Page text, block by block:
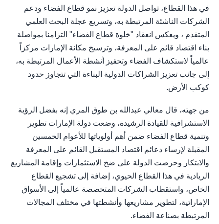
في هذا القطاع، تواصل الدولة تعزيز نمو قطاع الفضاء ودعم
الشركات الناشئة المرتبطة به، وتسريع عجلة البحث العلمي
المتقدم ، ويعكس انعقاد "خلوة قطاع الفضاء" التزامنا بمواصلة
بناء اقتصاد قائم على المعرفة، وترسيخ مكانة الإمارات مركزاً
عالمياً لاستكشاف الفضاء وتحفيز أنشطة الأعمال المرتبطة به،
إلى جانب تعزيز الشراكات الدولية البناءة التي تتجاوز حدود
كوكب الأرض.
من جهته، قال معالي عبدالله بن طوق المري إنه بفضل الرؤية
الاستشرافية للقيادة الرشيدة، وضعت دولة الإمارات تطوير
وتنمية قطاع الفضاء ضمن أهم أولوياتها للأعوام الخمسين
المقبلة لإرساء دعائم اقتصاد المستقبل القائم على المعرفة
والابتكار وحرصت الدولة على ضخ الاستثمارات وإقامة المشاريع
الريادية في هذا القطاع الحيوي، إضافة إلى تشجيع القطاع
الخاص، واستقطاب الشركات المتخصصة عالمياً إلى الأسواق
الإماراتية، لتطوير مشاريعها وأنشطتها في مختلف المجالات
المرتبطة بصناعة الفضاء.